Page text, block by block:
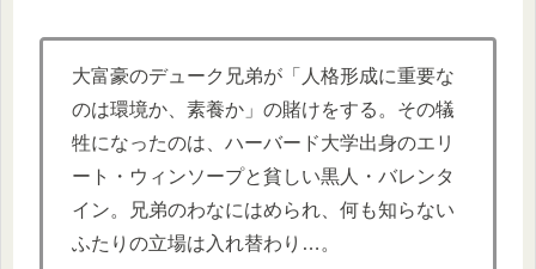
大富豪のデューク兄弟が「人格形成に重要な
のは環境か、素養か」の賭けをする。その犠
牲になったのは、ハーバード大学出身のエリ
ート・ウィンソープと貧しい黒人・バレンタ
イン。兄弟のわなにはめられ、何も知らない
ふたりの立場は入れ替わり…。